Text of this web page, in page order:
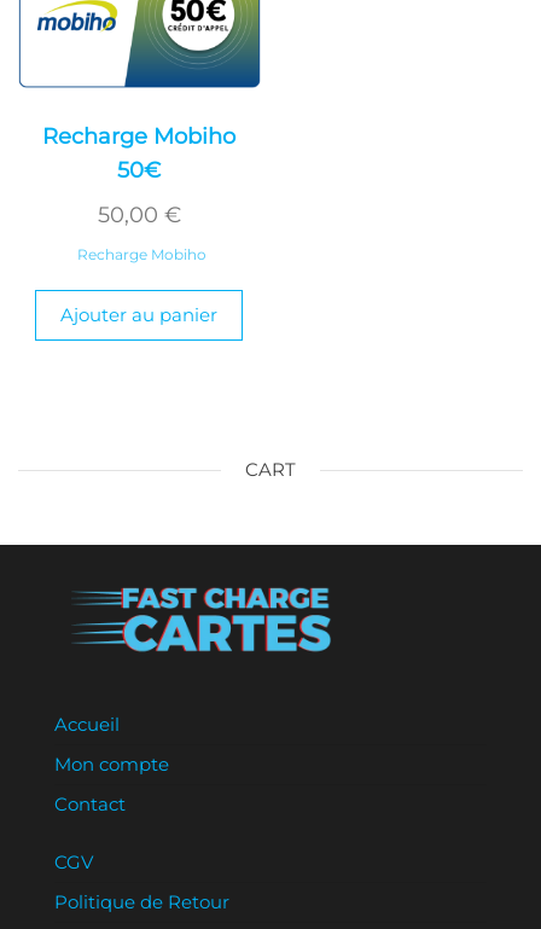
Recharge Mobiho
50€
50,00 €
Recharge Mobiho
Ajouter au panier
CART
Accueil
Mon compte
Contact
CGV
Politique de Retour